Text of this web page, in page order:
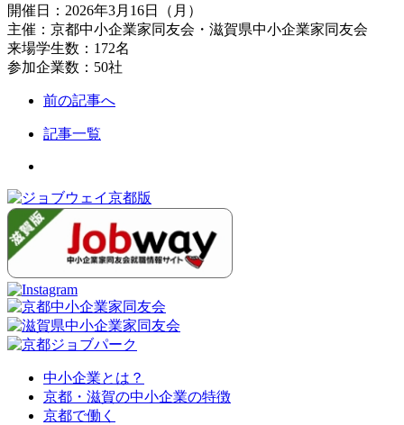
開催日：2026年3月16日（月）
主催：京都中小企業家同友会・滋賀県中小企業家同友会
来場学生数：172名
参加企業数：50社
前の記事へ
記事一覧
中小企業とは？
京都・滋賀の中小企業の特徴
京都で働く